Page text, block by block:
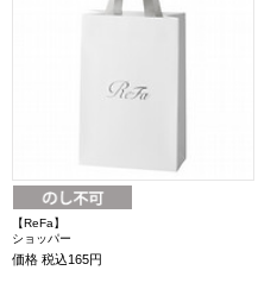
【ReFa】
ショッパー
価格 税込165円